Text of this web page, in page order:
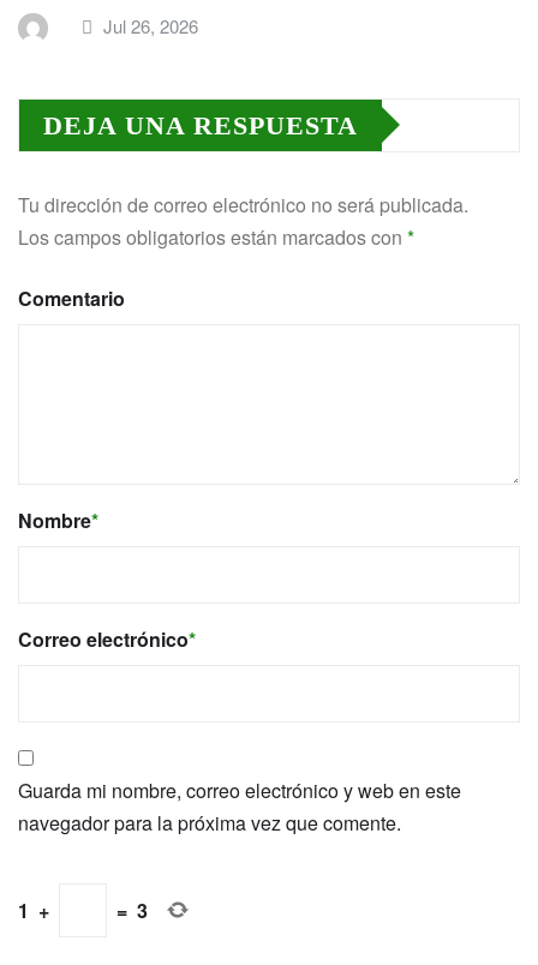
Jul 26, 2026
DEJA UNA RESPUESTA
Tu dirección de correo electrónico no será publicada.
Los campos obligatorios están marcados con *
Comentario
Nombre*
Correo electrónico*
Guarda mi nombre, correo electrónico y web en este
navegador para la próxima vez que comente.
1 + = 3